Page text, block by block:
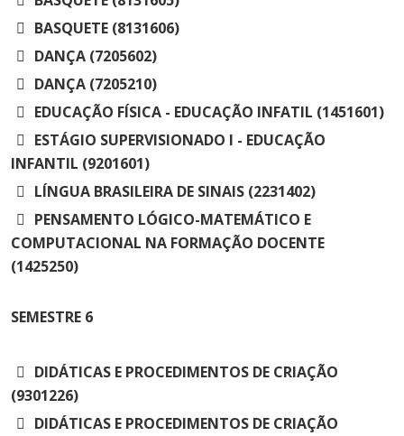
BASQUETE (8131606)
DANÇA (7205602)
DANÇA (7205210)
EDUCAÇÃO FÍSICA - EDUCAÇÃO INFATIL (1451601)
ESTÁGIO SUPERVISIONADO I - EDUCAÇÃO
INFANTIL (9201601)
LÍNGUA BRASILEIRA DE SINAIS (2231402)
PENSAMENTO LÓGICO-MATEMÁTICO E
COMPUTACIONAL NA FORMAÇÃO DOCENTE
(1425250)
SEMESTRE 6
DIDÁTICAS E PROCEDIMENTOS DE CRIAÇÃO
(9301226)
DIDÁTICAS E PROCEDIMENTOS DE CRIAÇÃO